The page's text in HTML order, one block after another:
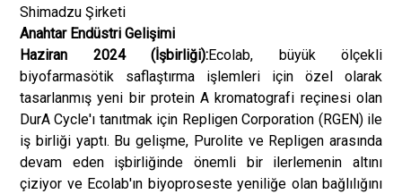
Shimadzu Şirketi
Anahtar Endüstri Gelişimi
Haziran 2024 (İşbirliği):Ecolab, büyük ölçekli
biyofarmasötik saflaştırma işlemleri için özel olarak
tasarlanmış yeni bir protein A kromatografi reçinesi olan
DurA Cycle'ı tanıtmak için Repligen Corporation (RGEN) ile
iş birliği yaptı. Bu gelişme, Purolite ve Repligen arasında
devam eden işbirliğinde önemli bir ilerlemenin altını
çiziyor ve Ecolab'ın biyoproseste yeniliğe olan bağlılığını